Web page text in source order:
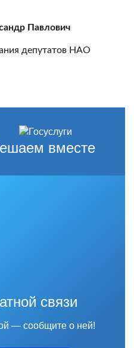
Павлович
депутатов НАО
вместе
связи
— сообщите о ней!